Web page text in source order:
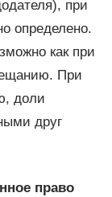
при
определено.
как при
При
доли
друг
право